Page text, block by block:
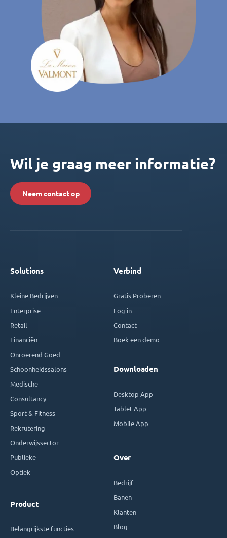
Wil je graag meer informatie?
Neem contact op
Solutions
Kleine Bedrijven
Enterprise
Retail
Financiën
Onroerend Goed
Schoonheidssalons
Medische
Consultancy
Sport & Fitness
Rekrutering
Onderwijssector
Publieke
Optiek
Product
Belangrijkste functies
Verbind
Gratis Proberen
Log in
Contact
Boek een demo
Downloaden
Desktop App
Tablet App
Mobile App
Over
Bedrijf
Banen
Klanten
Blog